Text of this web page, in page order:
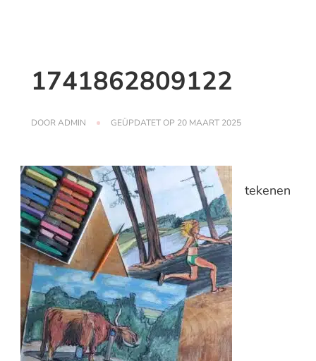
1741862809122
DOORADMIN GEÜPDATET OP 20 MAART 2025
tekenen